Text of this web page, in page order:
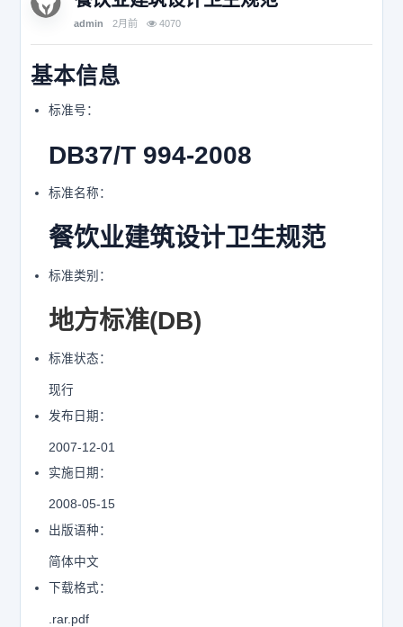
admin 2月前 4070
基本信息
标准号：
DB37/T 994-2008
标准名称：
餐饮业建筑设计卫生规范
标准类别：
地方标准(DB)
标准状态：
现行
发布日期：
2007-12-01
实施日期：
2008-05-15
出版语种：
简体中文
下载格式：
.rar.pdf